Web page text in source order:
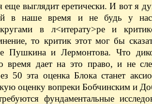
еще выглядит еретически. И вот я
в наше время и не будь у нас
в л<итерату>ре и
то критик этот мог бы
Пушкина и Лермонтова. Что
время дает на это право, и не
50 эта оценка Блока станет
оценку вопреки Бобчинским и
фундаментальные